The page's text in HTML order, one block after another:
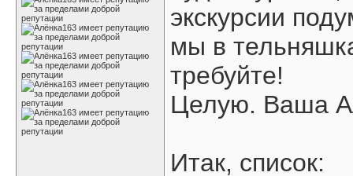
экскурсии
мы в
требуйте!
Целую. Ваша
Итак, список: